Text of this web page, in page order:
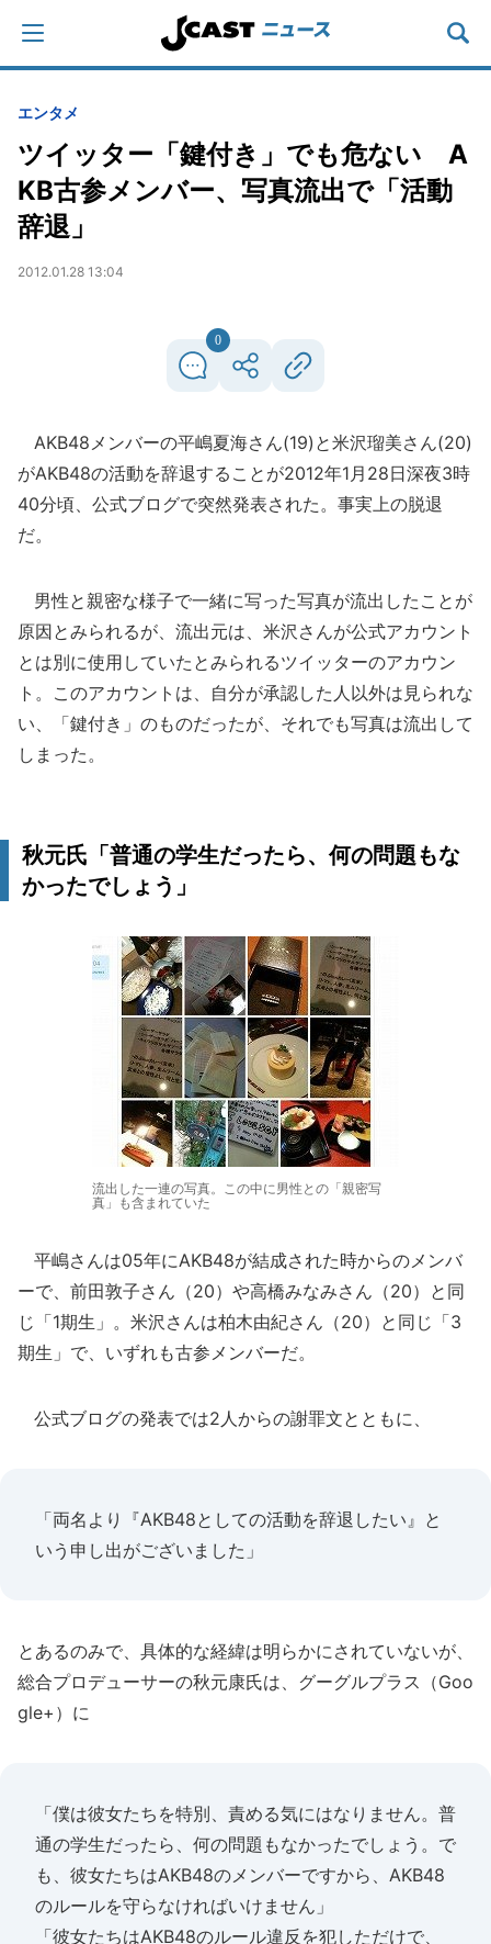
エンタメ
ツイッター「鍵付き」でも危ない A
KB古参メンバー、写真流出で「活動
辞退」
2012.01.28 13:04
0
AKB48メンバーの平嶋夏海さん(19)と米沢瑠美さん(20)
がAKB48の活動を辞退することが2012年1月28日深夜3時
40分頃、公式ブログで突然発表された。事実上の脱退
だ。
男性と親密な様子で一緒に写った写真が流出したことが
原因とみられるが、流出元は、米沢さんが公式アカウント
とは別に使用していたとみられるツイッターのアカウン
ト。このアカウントは、自分が承認した人以外は見られな
い、「鍵付き」のものだったが、それでも写真は流出して
しまった。
秋元氏「普通の学生だったら、何の問題もな
かったでしょう」
流出した一連の写真。この中に男性との「親密写
真」も含まれていた
平嶋さんは05年にAKB48が結成された時からのメンバ
ーで、前田敦子さん（20）や高橋みなみさん（20）と同
じ「1期生」。米沢さんは柏木由紀さん（20）と同じ「3
期生」で、いずれも古参メンバーだ。
公式ブログの発表では2人からの謝罪文とともに、
「両名より『AKB48としての活動を辞退したい』と
いう申し出がございました」
とあるのみで、具体的な経緯は明らかにされていないが、
総合プロデューサーの秋元康氏は、グーグルプラス（Goo
gle+）に
「僕は彼女たちを特別、責める気にはなりません。普
通の学生だったら、何の問題もなかったでしょう。で
も、彼女たちはAKB48のメンバーですから、AKB48
のルールを守らなければいけません」
「彼女たちはAKB48のルール違反を犯しただけで、